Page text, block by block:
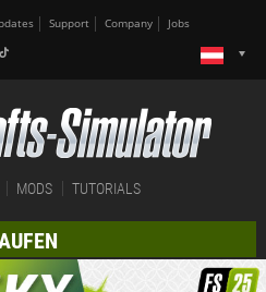
Support Company Jobs
MODS TUTORIALS